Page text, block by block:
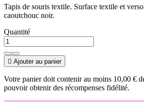
Tapis de souris textile. Surface textile et
caoutchouc noir.
Quantité
 Ajouter au panier
Votre panier doit contenir au moins 10,00 €
pouvoir obtenir des récompenses fidélité.